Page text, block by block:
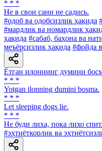
* * *
He в свои сани не садись.
#одоб ва одобсизлик ҳақида
#мардлик ва номардлик
ҳақида #сабаб, баҳона ва
меъёрсизлик ҳақида #фойда
Ётган илоннинг думини
* * *
Yotgan ilonning dumini bosma.
* * *
Let sleeping dogs lie.
* * *
He буди лиха, пока лихо спит.
#эҳтиёткорлик ва